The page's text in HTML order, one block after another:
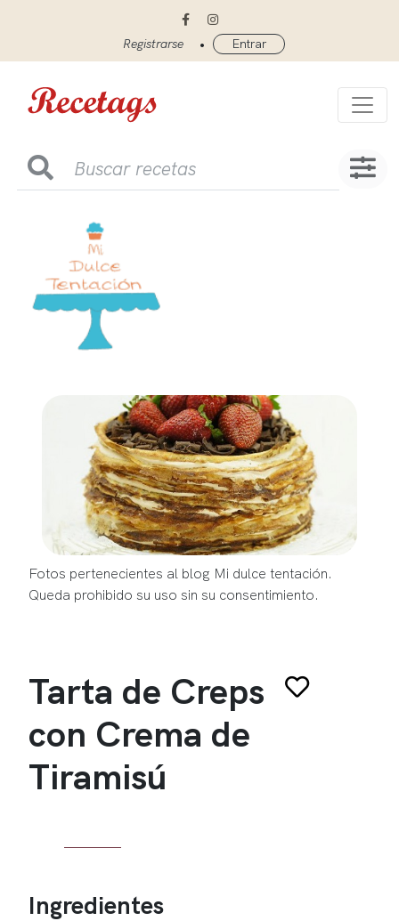
Registrarse • Entrar
Fotos pertenecientes al blog Mi dulce tentación.
Queda prohibido su uso sin su consentimiento.
Tarta de Creps
con Crema de
Tiramisú
Ingredientes